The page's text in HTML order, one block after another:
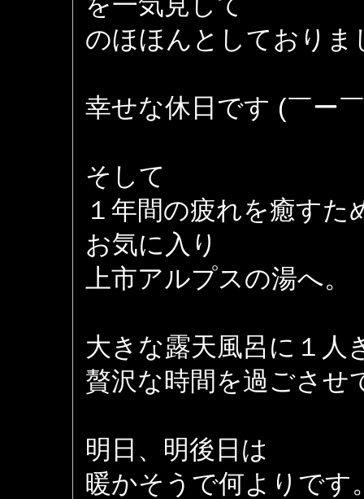
のほほんとしておりま
幸せな休日です (￣ー
そして
１年間の疲れを癒すた
お気に入り
上市アルプスの湯へ。
大きな露天風呂に１人
贅沢な時間を過ごさせ
明日、明後日は
暖かそうで何よりです